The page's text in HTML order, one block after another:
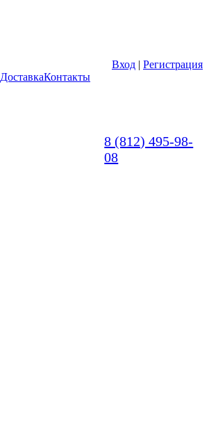
Вход | Регистрация
ДоставкаКонтакты
8 (812) 495-98-
08